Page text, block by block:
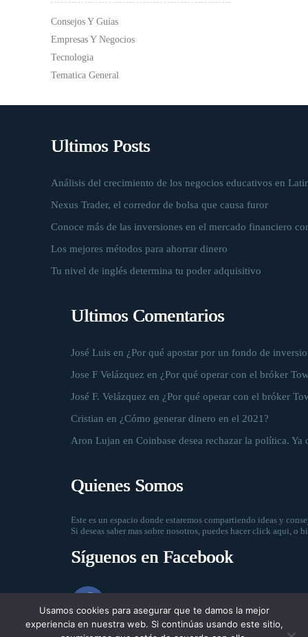
Consejos Y Guías
Empresas Y Negocios
Tecnologia
Tematica General
Ultimos Posts
Análisis del crecimiento de los negocios educativos en
Nexus Trader, el corredor de bolsa que causa furor
Conoce más de las inversiones en el mercado financiero
Los mejores métodos para ahorrar dinero
Tu nivel de inglés determina tu poder adquisitivo
Ultimos Comentarios
José Luis en ¿Por qué apostar por un fondo de
Jose F Velázquez en ¿Por qué operar con el bróker
José F. Velázquez en ¿Por qué operar con el bróker
Cristian en ¿Cómo generar dinero en el 2021?
Aron Lujan en Coinbase desea rechazar la política. Ya
Quienes Somos
Este es un espacio donde estaremos compartiendo ideas y
Si deseas saber mas sobre nosotros, puedes hacer click aqui, o
Síguenos en Facebook
Usamos cookies para asegurar que te damos la mejor
experiencia en nuestra web. Si continúas usando este sitio,